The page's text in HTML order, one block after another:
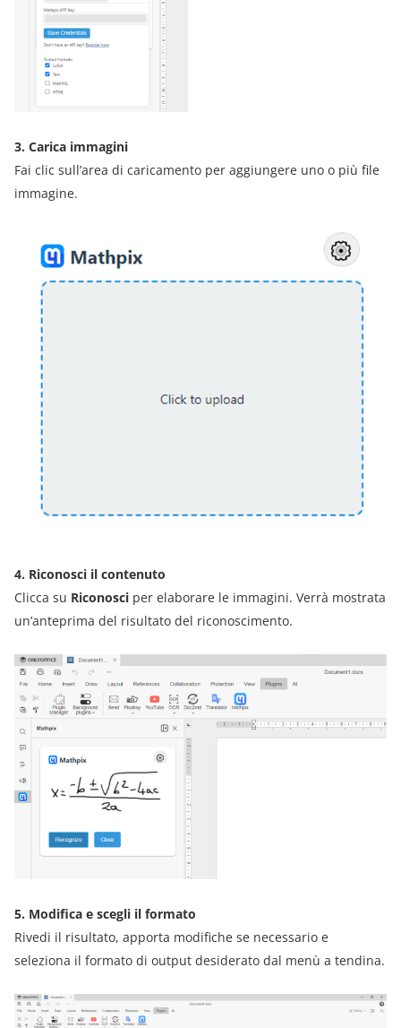
3. Carica immagini
Fai clic sull’area di caricamento per aggiungere uno o più file
immagine.
4. Riconosci il contenuto
Clicca su Riconosci per elaborare le immagini. Verrà mostrata
un’anteprima del risultato del riconoscimento.
5. Modifica e scegli il formato
Rivedi il risultato, apporta modifiche se necessario e
seleziona il formato di output desiderato dal menù a tendina.